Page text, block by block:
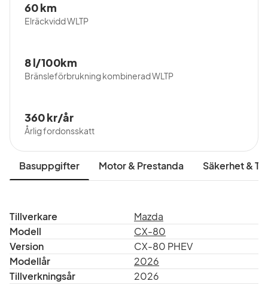
Elräckvidd WLTP
60 km
Bränsleförbrukning kombinerad WLTP
8 l/100km
Årlig fordonsskatt
360 kr/år
Basuppgifter Motor & Prestanda Säkerhet &
Tillverkare
Mazda
Modell
CX-80
Version
CX-80 PHEV
Modellår
2026
Tillverkningsår
2026